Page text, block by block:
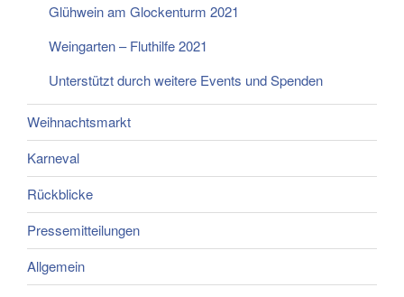
Glühwein am Glockenturm 2021
Weingarten – Fluthilfe 2021
Unterstützt durch weitere Events und Spenden
Weihnachtsmarkt
Karneval
Rückblicke
Pressemitteilungen
Allgemein